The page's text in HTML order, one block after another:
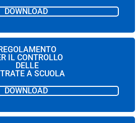
DOWNLOAD
IL CONTROLLO
DELLE
A SCUOLA
DOWNLOAD